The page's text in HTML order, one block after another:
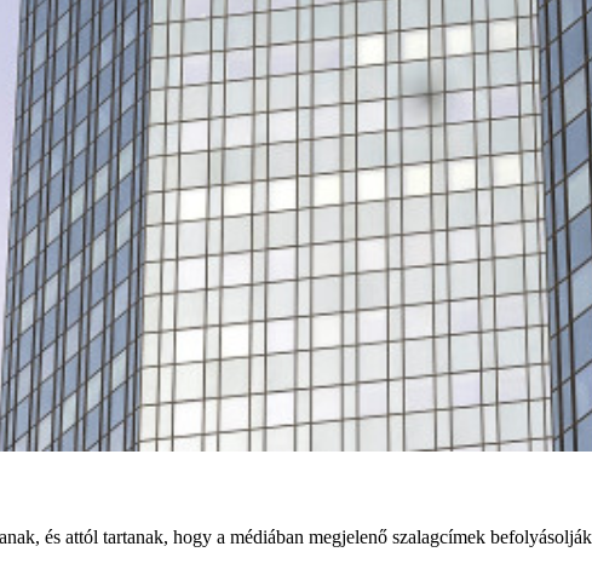
és attól tartanak, hogy a médiában megjelenő szalagcímek